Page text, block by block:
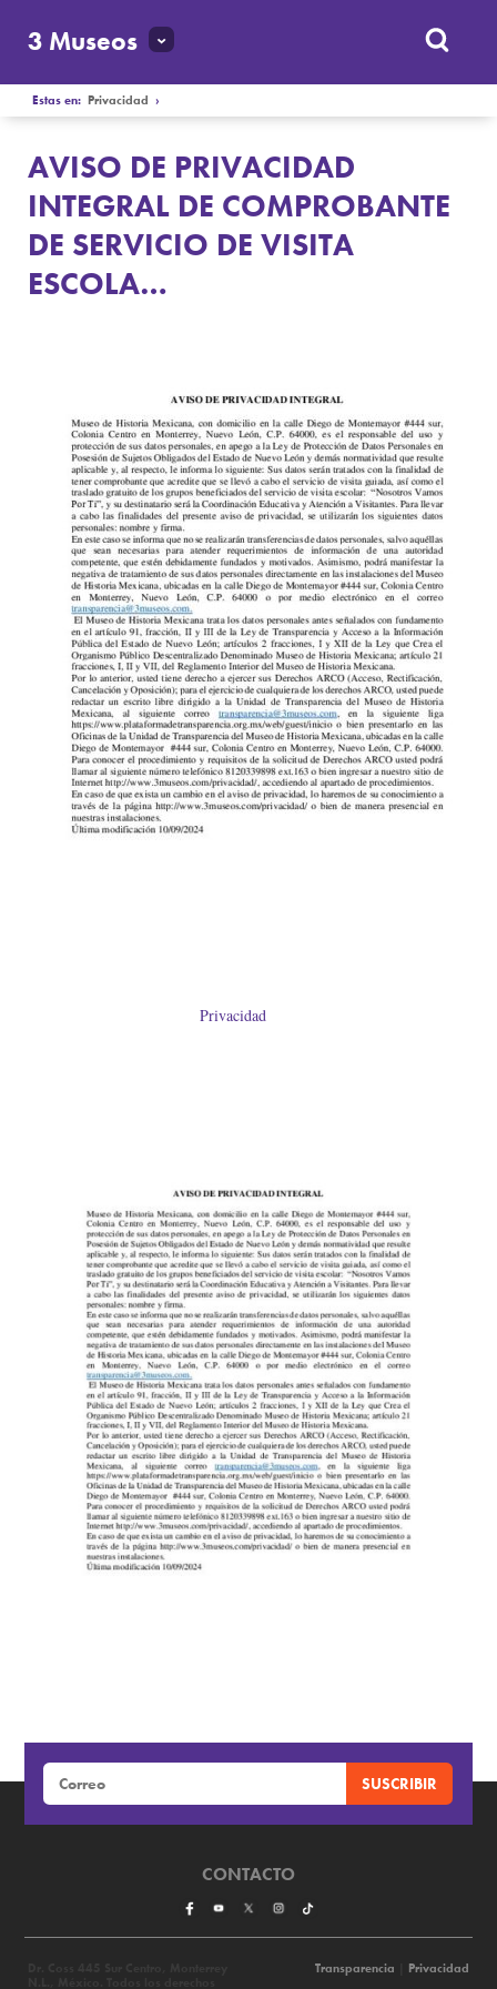
3 Museos
Estas en:Privacidad ›
AVISO DE PRIVACIDAD
INTEGRAL DE COMPROBANTE
DE SERVICIO DE VISITA
ESCOLA…
Privacidad
CONTACTO
Transparencia Privacidad